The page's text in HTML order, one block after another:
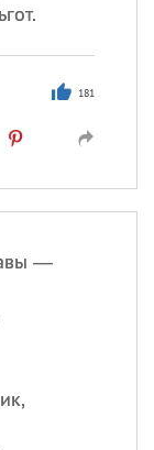
181
—